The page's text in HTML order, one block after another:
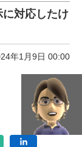
対応したけ
年1月9日 00:00